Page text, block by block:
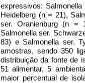
expressivos:
Heidelberg (n = 21),
ser. Oranienburg (n =
Salmonella ser.
83) e Salmonella ser.
amostras, sendo 350
distribuição da fonte de
51 alimentar, 5
maior percentual de